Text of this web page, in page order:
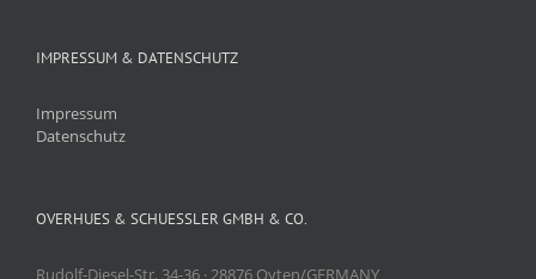
IMPRESSUM & DATENSCHUTZ
Impressum
Datenschutz
OVERHUES & SCHUESSLER GMBH & CO.
Rudolf-Diesel-Str. 34-36 · 28876 Oyten/GERMANY